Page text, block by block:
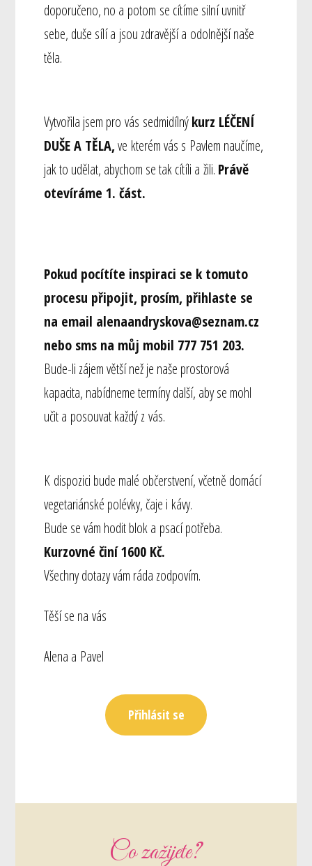
doporučeno, no a potom se cítíme silní uvnitř
sebe, duše sílí a jsou zdravější a odolnější naše
těla.
Vytvořila jsem pro vás sedmidílnýkurz LÉČENÍ
DUŠE A TĚLA,ve kterém vás s Pavlem naučíme,
jak to udělat, abychom se tak cítíli a žili. Právě
otevíráme 1. část.
Pokud pocítíte inspiraci se k tomuto
procesu připojit, prosím, přihlaste se
na email alenaandryskova@seznam.cz
nebo sms na můj mobil 777 751 203.
Bude-li zájem větší než je naše prostorová
kapacita, nabídneme termíny další, aby se mohl
učit a posouvat každý z vás.
K dispozici bude malé občerstvení, včetně domácí
vegetariánské polévky, čaje i kávy.
Bude se vám hodit blok a psací potřeba.
Kurzovné činí 1600 Kč.
Všechny dotazy vám ráda zodpovím.
Těší se na vás
Alena a Pavel
Přihlásit se
Co zažijete?